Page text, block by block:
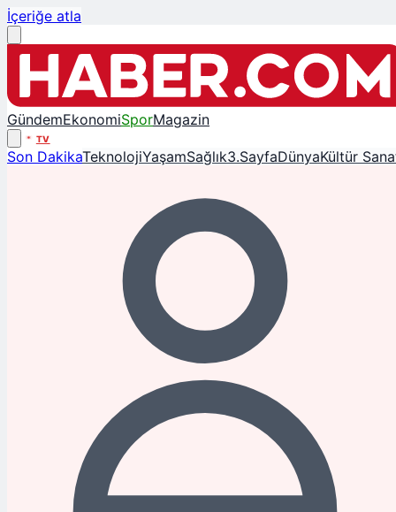
İçeriğe atla
GündemEkonomiSporMagazin
TV
Son DakikaTeknolojiYaşamSağlık3.SayfaDünyaKültür